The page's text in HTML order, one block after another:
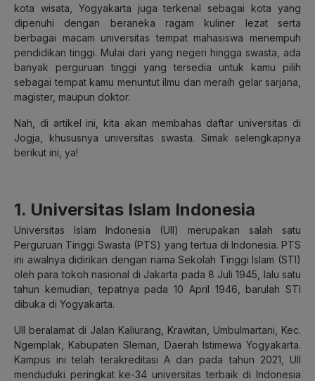
kota wisata, Yogyakarta juga terkenal sebagai kota yang
dipenuhi dengan beraneka ragam kuliner lezat serta
berbagai macam universitas tempat mahasiswa menempuh
pendidikan tinggi. Mulai dari yang negeri hingga swasta, ada
banyak perguruan tinggi yang tersedia untuk kamu pilih
sebagai tempat kamu menuntut ilmu dan meraih gelar sarjana,
magister, maupun doktor.
Nah, di artikel ini, kita akan membahas daftar universitas di
Jogja, khususnya universitas swasta. Simak selengkapnya
berikut ini, ya!
1. Universitas Islam Indonesia
Universitas Islam Indonesia (UII) merupakan salah satu
Perguruan Tinggi Swasta (PTS) yang tertua di Indonesia. PTS
ini awalnya didirikan dengan nama Sekolah Tinggi Islam (STI)
oleh para tokoh nasional di Jakarta pada 8 Juli 1945, lalu satu
tahun kemudian, tepatnya pada 10 April 1946, barulah STI
dibuka di Yogyakarta.
UII beralamat di Jalan Kaliurang, Krawitan, Umbulmartani, Kec.
Ngemplak, Kabupaten Sleman, Daerah Istimewa Yogyakarta.
Kampus ini telah terakreditasi A dan pada tahun 2021, UII
menduduki peringkat ke-34 universitas terbaik di Indonesia